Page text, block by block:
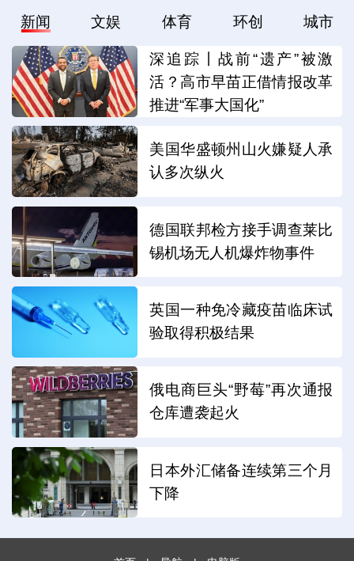
新闻 文娱 体育 环创 城市
深追踪丨战前“遗产”被激
活？高市早苗正借情报改革
推进“军事大国化”
美国华盛顿州山火嫌疑人承
认多次纵火
德国联邦检方接手调查莱比
锡机场无人机爆炸物事件
英国一种免冷藏疫苗临床试
验取得积极结果
俄电商巨头“野莓”再次通报
仓库遭袭起火
日本外汇储备连续第三个月
下降